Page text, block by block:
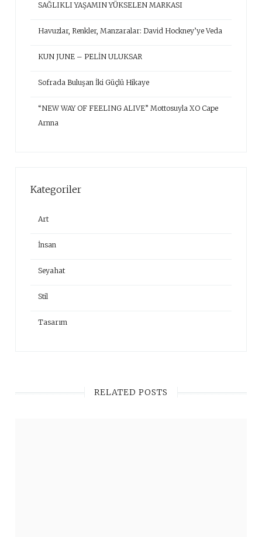
SAĞLIKLI YAŞAMIN YÜKSELEN MARKASI
Havuzlar, Renkler, Manzaralar: David Hockney’ye Veda
KUN JUNE – PELİN ULUKSAR
Sofrada Buluşan İki Güçlü Hikaye
“NEW WAY OF FEELING ALIVE” Mottosuyla XO Cape
Arnna
Kategoriler
Art
İnsan
Seyahat
Stil
Tasarım
RELATED POSTS